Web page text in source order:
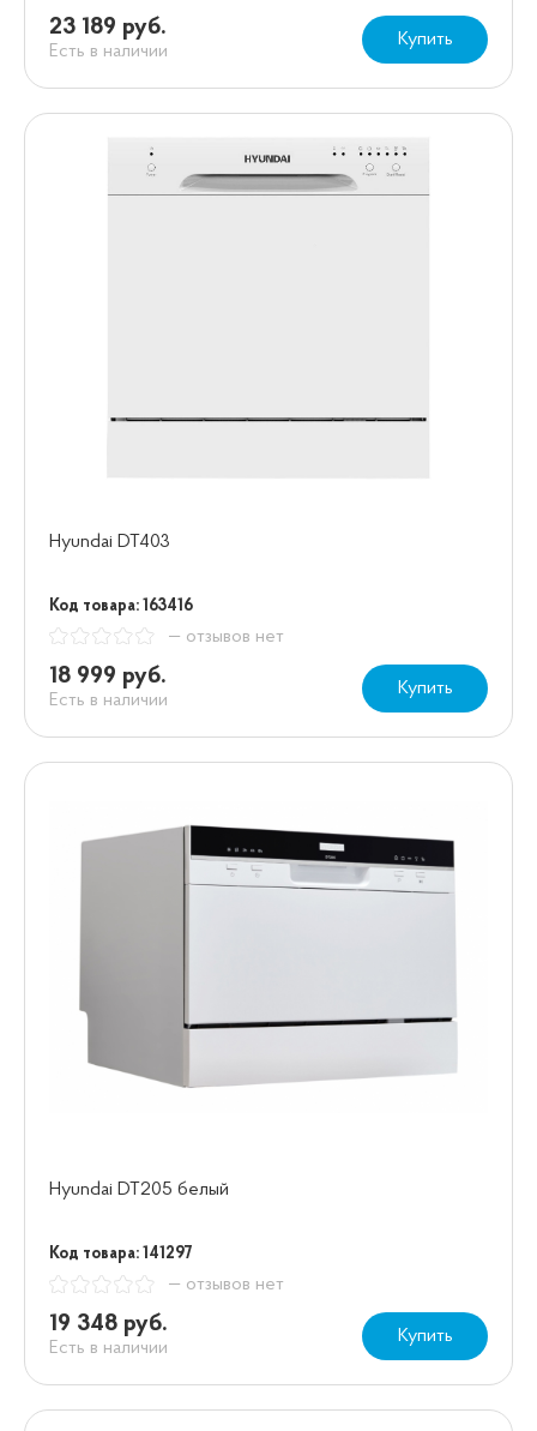
23 189 руб.
Есть в наличии
Купить
Hyundai DT403
Код товара: 163416
— отзывов нет
18 999 руб.
Есть в наличии
Купить
Hyundai DT205 белый
Код товара: 141297
— отзывов нет
19 348 руб.
Есть в наличии
Купить